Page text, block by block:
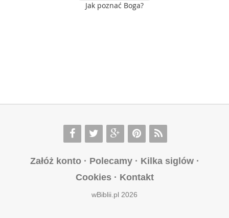
Jak poznać Boga?
Załóż konto· Polecamy· Kilka siglów·
Cookies· Kontakt
wBiblii.pl 2026